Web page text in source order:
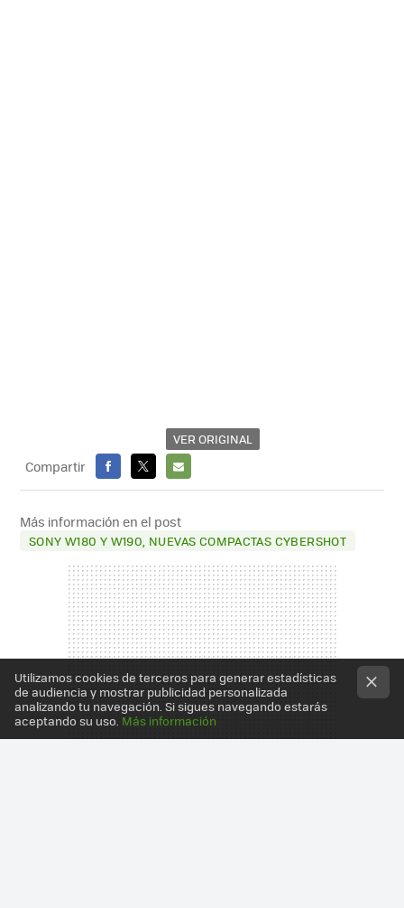
VER ORIGINAL
Compartir
FACEBOOK
X
E-
MAIL
Más información en el post
SONY W180 Y W190, NUEVAS COMPACTAS CYBERSHOT
Utilizamos cookies de terceros para generar estadísticas
de audiencia y mostrar publicidad personalizada
analizando tu navegación. Si sigues navegando estarás
aceptando su uso. Más información